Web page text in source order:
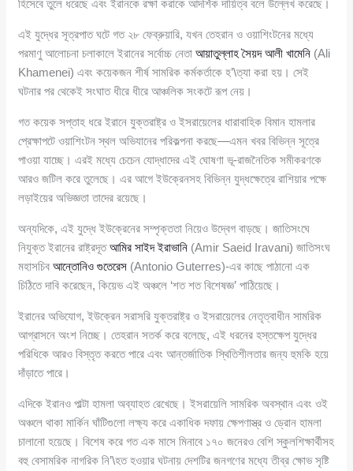
হিসেবে তুলে ধরেছে এবং ইরানকে রক্ষা করাকে আদর্শিক দায়িত্ব বলে উল্লেখ করেছে।
এই যুদ্ধের সূত্রপাত ঘটে গত ২৮ ফেব্রুয়ারি, যখন তেহরান ও ওয়াশিংটনের মধ্যে
পরমাণু আলোচনা চলাকালে ইরানের সর্বোচ্চ নেতাআয়াতুল্লাহ সৈয়দ আলী খামেনি (Ali
Khamenei) এবং কয়েকজন শীর্ষ সামরিক কর্মকর্তাকে হ’\ত্যা করা হয়। সেই
ঘটনার পর থেকেই সংঘাত ধীরে ধীরে আঞ্চলিক সংকটে রূপ নেয়।
গত কয়েক সপ্তাহ ধরে ইরানে যুক্তরাষ্ট্র ও ইসরায়েলের ধারাবাহিক বিমান হামলার
প্রেক্ষাপটে ওয়াশিংটন স্থল অভিযানের পরিকল্পনা করছে—এমন খবর বিভিন্ন সূত্রে
পাওয়া যাচ্ছে। এরই মধ্যে চেচেন যোদ্ধাদের এই ঘোষণা ভূ-রাজনৈতিক সমীকরণকে
আরও জটিল করে তুলেছে। এর আগে ইউক্রেনসহ বিভিন্ন যুদ্ধক্ষেত্রে রাশিয়ার পক্ষে
লড়াইয়ের অভিজ্ঞতা তাদের রয়েছে।
অন্যদিকে, এই যুদ্ধে ইউক্রেনের সম্পৃক্ততা নিয়েও উদ্বেগ বাড়ছে। জাতিসংঘে
নিযুক্ত ইরানের রাষ্ট্রদূতআমির সাইদ ইরাভানি (Amir Saeid Iravani) জাতিসংঘ
মহাসচিবআন্তোনিও গুতেরেস (Antonio Guterres)-এর কাছে পাঠানো এক
চিঠিতে দাবি করেছেন, কিয়েভ এই অঞ্চলে ‘শত শত বিশেষজ্ঞ’ পাঠিয়েছে।
ইরানের অভিযোগ, ইউক্রেন সরাসরি যুক্তরাষ্ট্র ও ইসরায়েলের নেতৃত্বাধীন সামরিক
আগ্রাসনে অংশ নিচ্ছে। তেহরান সতর্ক করে বলেছে, এই ধরনের হস্তক্ষেপ যুদ্ধের
পরিধিকে আরও বিস্তৃত করতে পারে এবং আন্তর্জাতিক স্থিতিশীলতার জন্য হুমকি হয়ে
দাঁড়াতে পারে।
এদিকে ইরানও পাল্টা হামলা অব্যাহত রেখেছে। ইসরায়েলি সামরিক অবস্থান এবং ওই
অঞ্চলে থাকা মার্কিন ঘাঁটিগুলো লক্ষ্য করে একাধিক দফায় ক্ষেপণাস্ত্র ও ড্রোন হামলা
চালানো হয়েছে। বিশেষ করে গত এক মাসে মিনাবে ১৭০ জনেরও বেশি স্কুলশিক্ষার্থীসহ
বহু বেসামরিক নাগরিক নি’\হত হওয়ার ঘটনায় দেশটির জনগণের মধ্যে তীব্র ক্ষোভ সৃষ্টি